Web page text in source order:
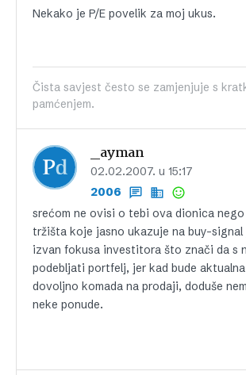
Nekako je P/E povelik za moj ukus.
Čista savjest često se zamjenjuje s
pamćenjem.
_ayman
02.02.2007. u 15:17
2006
srećom ne ovisi o tebi ova dionica
tržišta koje jasno ukazuje na buy-
izvan fokusa investitora što znači da s
podebljati portfelj, jer kad bude
dovoljno komada na prodaji, doduše
neke ponude.